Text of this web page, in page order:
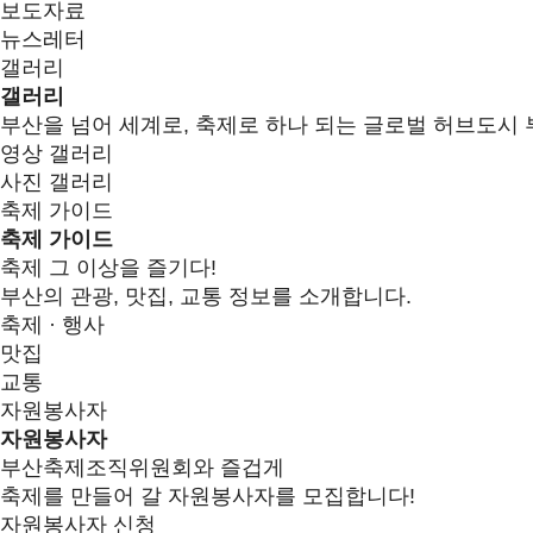
보도자료
뉴스레터
갤러리
갤러리
부산을 넘어 세계로, 축제로 하나 되는 글로벌 허브도시
영상 갤러리
사진 갤러리
축제 가이드
축제 가이드
축제 그 이상을 즐기다!
부산의 관광, 맛집, 교통 정보를 소개합니다.
축제 · 행사
맛집
교통
자원봉사자
자원봉사자
부산축제조직위원회와 즐겁게
축제를 만들어 갈 자원봉사자를 모집합니다!
자원봉사자 신청